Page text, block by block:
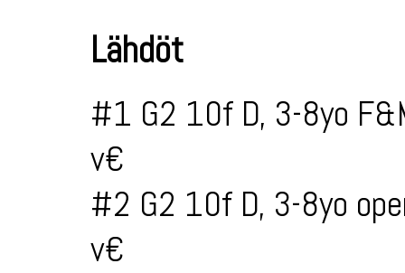
Lähdöt
#1 G2 10f D, 3-8yo
v€
#2 G2 10f D, 3-8yo
v€